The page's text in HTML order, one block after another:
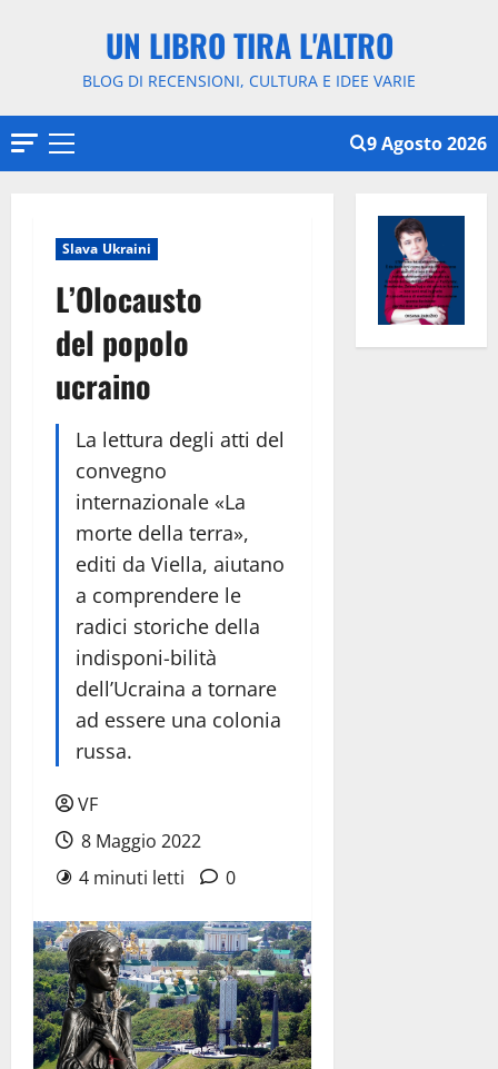
UN LIBRO TIRA L'ALTRO
BLOG DI RECENSIONI, CULTURA E IDEE VARIE
Menu
9 Agosto 2026
Slava Ukraini
L’Olocausto
del popolo
ucraino
La lettura degli atti del
convegno
internazionale «La
morte della terra»,
editi da Viella, aiutano
a comprendere le
radici storiche della
indisponi-bilità
dell’Ucraina a tornare
ad essere una colonia
russa.
VF
8 Maggio 2022
4 minuti letti
0